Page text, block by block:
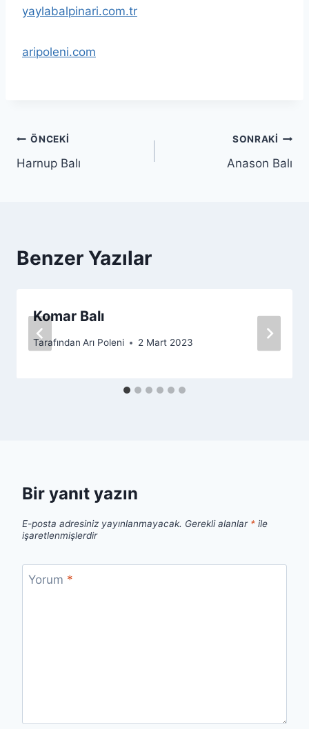
yaylabalpinari.com.tr
aripoleni.com
Yazı
gezinmesi
ÖNCEKI
Harnup Balı
SONRAKI
Anason Balı
Benzer Yazılar
Komar Balı
Tarafından Arı Poleni 2 Mart 2023
Bir yanıt yazın
E-posta adresiniz yayınlanmayacak. Gerekli alanlar * ile
işaretlenmişlerdir
Yorum *